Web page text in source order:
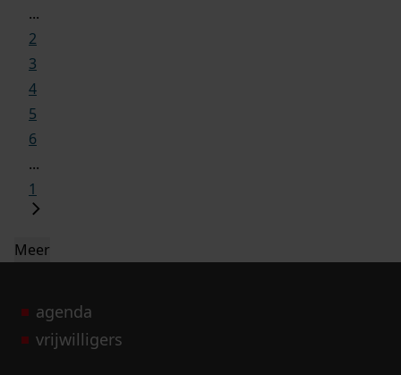
...
2
3
4
5
6
...
1
Meer
agenda
vrijwilligers